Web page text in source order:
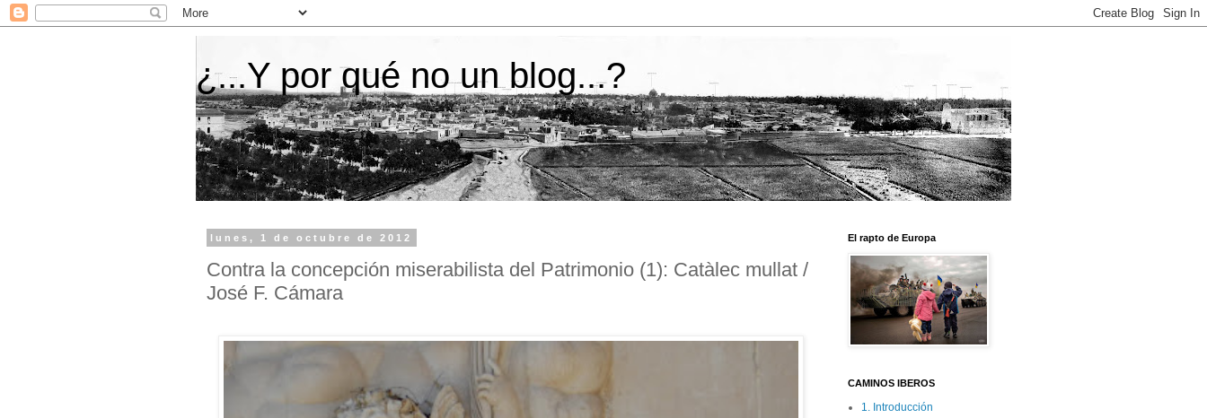
¿...Y por qué no un blog...?
lunes, 1 de octubre de 2012
Contra la concepción miserabilista del Patrimonio (1): Catàlec mullat /
José F. Cámara
El rapto de Europa
CAMINOS IBEROS
1. Introducción